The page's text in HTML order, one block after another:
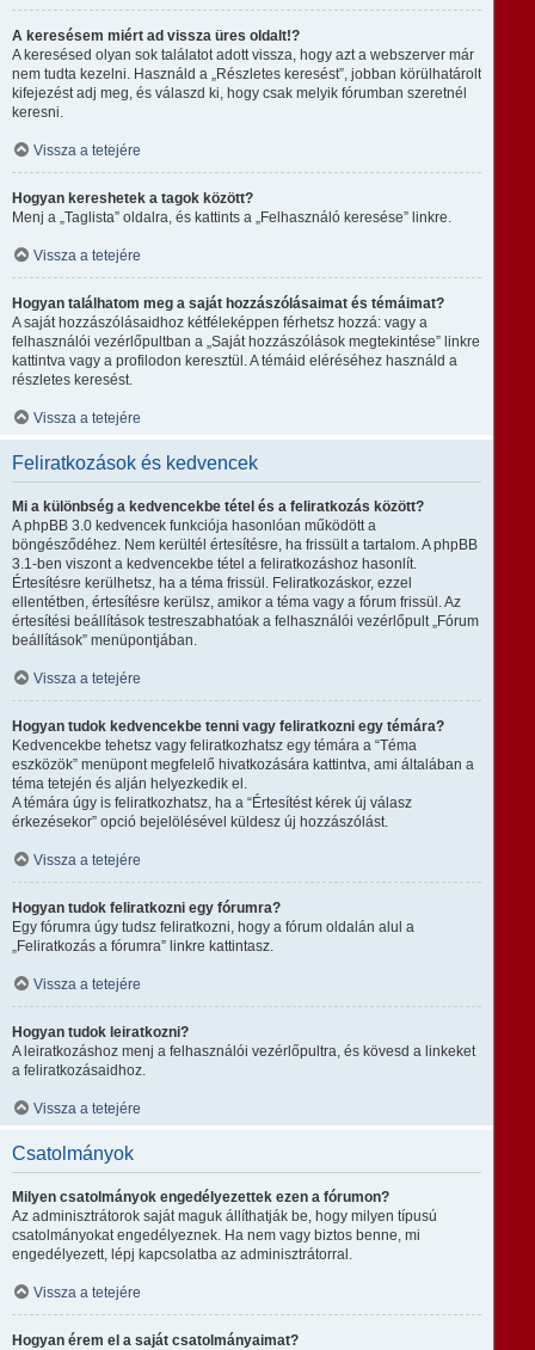
A keresésem miért ad vissza üres oldalt!?
A keresésed olyan sok találatot adott vissza, hogy azt a webszerver már
nem tudta kezelni. Használd a „Részletes keresést”, jobban körülhatárolt
kifejezést adj meg, és válaszd ki, hogy csak melyik fórumban szeretnél
keresni.
Vissza a tetejére
Hogyan kereshetek a tagok között?
Menj a „Taglista” oldalra, és kattints a „Felhasználó keresése” linkre.
Vissza a tetejére
Hogyan találhatom meg a saját hozzászólásaimat és témáimat?
A saját hozzászólásaidhoz kétféleképpen férhetsz hozzá: vagy a
felhasználói vezérlőpultban a „Saját hozzászólások megtekintése” linkre
kattintva vagy a profilodon keresztül. A témáid eléréséhez használd a
részletes keresést.
Vissza a tetejére
Feliratkozások és kedvencek
Mi a különbség a kedvencekbe tétel és a feliratkozás között?
A phpBB 3.0 kedvencek funkciója hasonlóan működött a
böngésződéhez. Nem kerültél értesítésre, ha frissült a tartalom. A phpBB
3.1-ben viszont a kedvencekbe tétel a feliratkozáshoz hasonlít.
Értesítésre kerülhetsz, ha a téma frissül. Feliratkozáskor, ezzel
ellentétben, értesítésre kerülsz, amikor a téma vagy a fórum frissül. Az
értesítési beállítások testreszabhatóak a felhasználói vezérlőpult „Fórum
beállítások” menüpontjában.
Vissza a tetejére
Hogyan tudok kedvencekbe tenni vagy feliratkozni egy témára?
Kedvencekbe tehetsz vagy feliratkozhatsz egy témára a “Téma
eszközök” menüpont megfelelő hivatkozására kattintva, ami általában a
téma tetején és alján helyezkedik el.
A témára úgy is feliratkozhatsz, ha a “Értesítést kérek új válasz
érkezésekor” opció bejelölésével küldesz új hozzászólást.
Vissza a tetejére
Hogyan tudok feliratkozni egy fórumra?
Egy fórumra úgy tudsz feliratkozni, hogy a fórum oldalán alul a
„Feliratkozás a fórumra” linkre kattintasz.
Vissza a tetejére
Hogyan tudok leiratkozni?
A leiratkozáshoz menj a felhasználói vezérlőpultra, és kövesd a linkeket
a feliratkozásaidhoz.
Vissza a tetejére
Csatolmányok
Milyen csatolmányok engedélyezettek ezen a fórumon?
Az adminisztrátorok saját maguk állíthatják be, hogy milyen típusú
csatolmányokat engedélyeznek. Ha nem vagy biztos benne, mi
engedélyezett, lépj kapcsolatba az adminisztrátorral.
Vissza a tetejére
Hogyan érem el a saját csatolmányaimat?